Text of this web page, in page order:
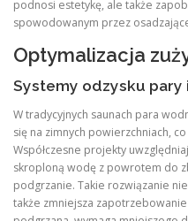
podnosi estetykę, ale także
spowodowanym przez
Optymalizacja
Systemy odzysku pary
W tradycyjnych saunach para
się na zimnych powierzchniach,
Współczesne projekty
skroploną wodę z powrotem do
podgrzanie. Takie rozwiązanie
także zmniejsza